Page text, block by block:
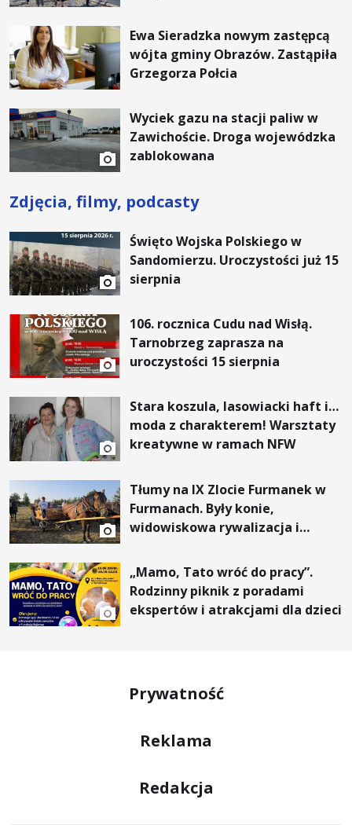
Ewa Sieradzka nowym zastępcą
wójta gminy Obrazów. Zastąpiła
Grzegorza Połcia
Wyciek gazu na stacji paliw w
Zawichoście. Droga wojewódzka
zablokowana
Zdjęcia, filmy, podcasty
Święto Wojska Polskiego w
Sandomierzu. Uroczystości już 15
sierpnia
106. rocznica Cudu nad Wisłą.
Tarnobrzeg zaprasza na
uroczystości 15 sierpnia
Stara koszula, lasowiacki haft i…
moda z charakterem! Warsztaty
kreatywne w ramach NFW
Tłumy na IX Zlocie Furmanek w
Furmanach. Były konie,
widowiskowa rywalizacja i
„Mamo, Tato wróć do pracy”.
Rodzinny piknik z poradami
ekspertów i atrakcjami dla dzieci
Prywatność
Reklama
Redakcja